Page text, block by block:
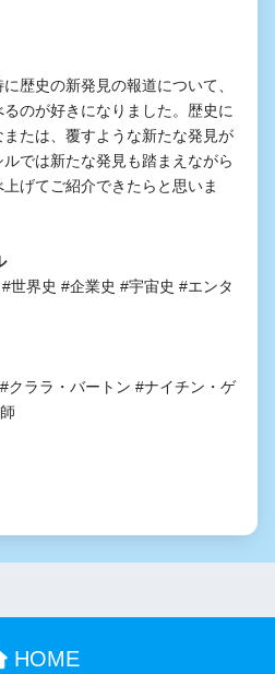
歴史の新発見の報道について、
のが好きになりました。歴史に
たは、覆すような新たな発見が
では新たな発見も踏まえながら
げてご紹介できたらと思いま
世界史 #企業史 #宇宙史 #エンタ
クララ・バートン #ナイチン・ゲ
HOME